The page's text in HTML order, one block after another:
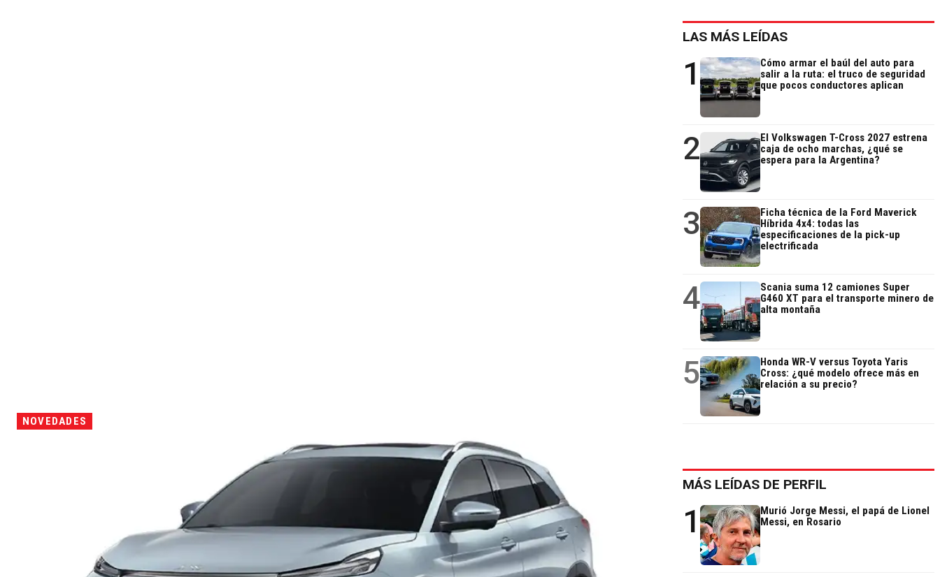
NOVEDADES
LAS MÁS LEÍDAS
1
Cómo armar el baúl del auto para
salir a la ruta: el truco de seguridad
que pocos conductores aplican
2
El Volkswagen T-Cross 2027 estrena
caja de ocho marchas, ¿qué se
espera para la Argentina?
3
Ficha técnica de la Ford Maverick
Híbrida 4x4: todas las
especificaciones de la pick-up
electrificada
4
Scania suma 12 camiones Super
G460 XT para el transporte minero de
alta montaña
5
Honda WR-V versus Toyota Yaris
Cross: ¿qué modelo ofrece más en
relación a su precio?
MÁS LEÍDAS DE PERFIL
1
Murió Jorge Messi, el papá de Lionel
Messi, en Rosario